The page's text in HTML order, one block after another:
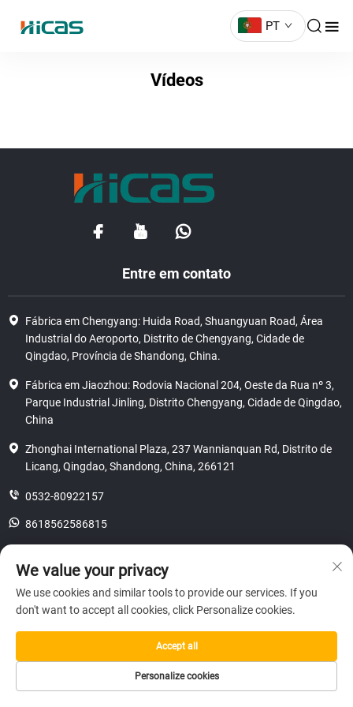
PT
Vídeos
Entre em contato
Fábrica em Chengyang: Huida Road, Shuangyuan Road, Área
Industrial do Aeroporto, Distrito de Chengyang, Cidade de
Qingdao, Província de Shandong, China.
Fábrica em Jiaozhou: Rodovia Nacional 204, Oeste da Rua nº 3,
Parque Industrial Jinling, Distrito Chengyang, Cidade de Qingdao,
China
Zhonghai International Plaza, 237 Wannianquan Rd, Distrito de
Licang, Qingdao, Shandong, China, 266121
0532-80922157
8618562586815
Direitos autorais © 2025 SHANDONG HICAS MACHINERY (GROUP) CO.,
privacidade
We value your privacy
We use cookies and similar tools to provide our services. If you
don't want to accept all cookies, click Personalize cookies.
Personalize cookies
Accept all